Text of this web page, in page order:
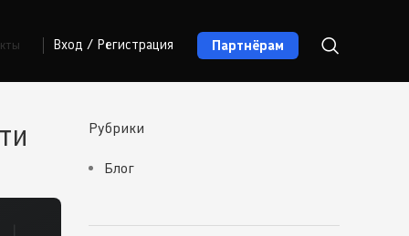
Вход / Регистрация Партнёрам
Рубрики
Блог